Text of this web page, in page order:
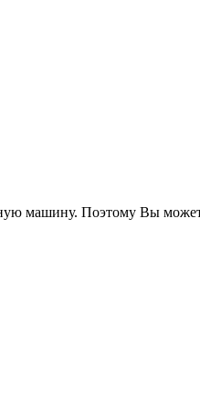
машину. Поэтому Вы